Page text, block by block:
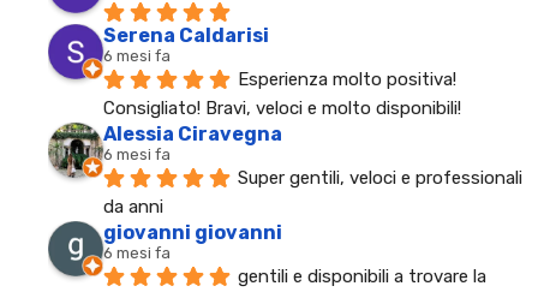
Serena Caldarisi
6 mesi fa
Esperienza molto positiva!
Consigliato! Bravi, veloci e molto disponibili!
Alessia Ciravegna
6 mesi fa
Super gentili, veloci e professionali
da anni
giovanni giovanni
6 mesi fa
gentili e disponibili a trovare la